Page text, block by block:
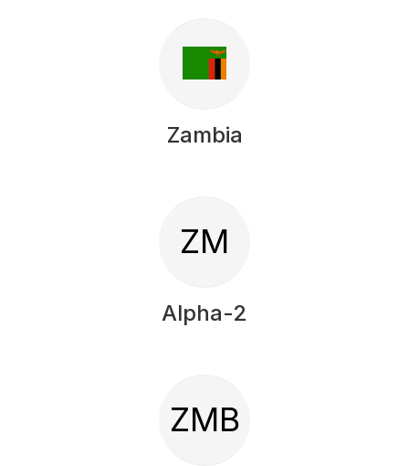
Zambia
ZM
Alpha-2
ZMB